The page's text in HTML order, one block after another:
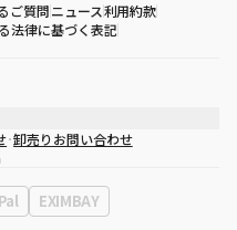
ご質問ニュース利用約款
法律に基づく表記
路513、3階(三成洞、coex)
卸売りお問い合わせ
EXIMBAY